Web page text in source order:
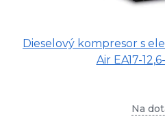
Dieselový kompresor s
Air EA17-
Na